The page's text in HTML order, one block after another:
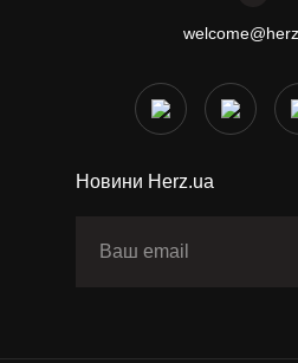
Новини Herz.ua